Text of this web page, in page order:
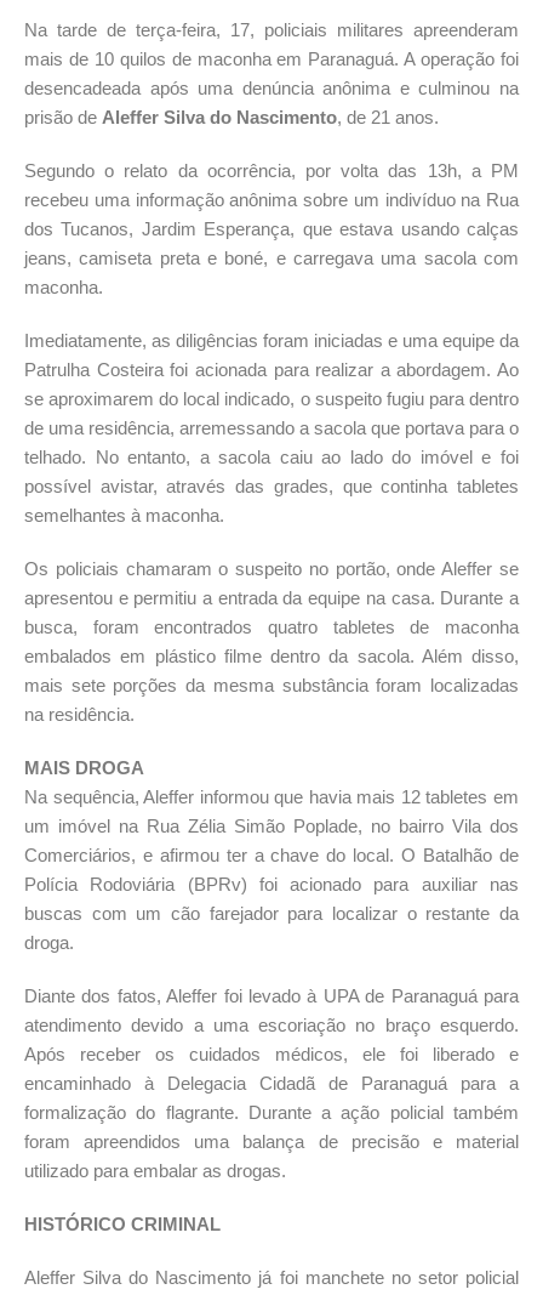
Na tarde de terça-feira, 17, policiais militares apreenderam
mais de 10 quilos de maconha em Paranaguá. A operação foi
desencadeada após uma denúncia anônima e culminou na
prisão de Aleffer Silva do Nascimento, de 21 anos.
Segundo o relato da ocorrência, por volta das 13h, a PM
recebeu uma informação anônima sobre um indivíduo na Rua
dos Tucanos, Jardim Esperança, que estava usando calças
jeans, camiseta preta e boné, e carregava uma sacola com
maconha.
Imediatamente, as diligências foram iniciadas e uma equipe da
Patrulha Costeira foi acionada para realizar a abordagem. Ao
se aproximarem do local indicado, o suspeito fugiu para dentro
de uma residência, arremessando a sacola que portava para o
telhado. No entanto, a sacola caiu ao lado do imóvel e foi
possível avistar, através das grades, que continha tabletes
semelhantes à maconha.
Os policiais chamaram o suspeito no portão, onde Aleffer se
apresentou e permitiu a entrada da equipe na casa. Durante a
busca, foram encontrados quatro tabletes de maconha
embalados em plástico filme dentro da sacola. Além disso,
mais sete porções da mesma substância foram localizadas
na residência.
MAIS DROGA
Na sequência, Aleffer informou que havia mais 12 tabletes em
um imóvel na Rua Zélia Simão Poplade, no bairro Vila dos
Comerciários, e afirmou ter a chave do local. O Batalhão de
Polícia Rodoviária (BPRv) foi acionado para auxiliar nas
buscas com um cão farejador para localizar o restante da
droga.
Diante dos fatos, Aleffer foi levado à UPA de Paranaguá para
atendimento devido a uma escoriação no braço esquerdo.
Após receber os cuidados médicos, ele foi liberado e
encaminhado à Delegacia Cidadã de Paranaguá para a
formalização do flagrante. Durante a ação policial também
foram apreendidos uma balança de precisão e material
utilizado para embalar as drogas.
HISTÓRICO CRIMINAL
Aleffer Silva do Nascimento já foi manchete no setor policial